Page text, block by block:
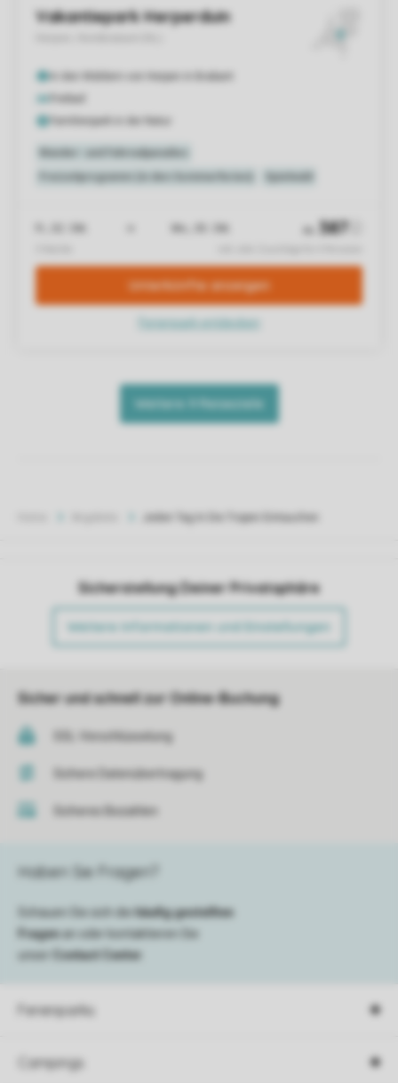
Jeden Tag In Die Tropen Eintauchen
Sicherstellung Deiner Privatsphäre
Weitere Informationen und Einstellungen
Sicher und schnell zur Online-Buchung
SSL-Verschlüsselung
Sichere Datenübertragung
Sicheres Bezahlen
Ferienparks
Campings
Haben Sie Fragen?
Schauen Sie sich die
häufig gestellten
Fragen an oder kontaktieren Sie
unser
Contact Center